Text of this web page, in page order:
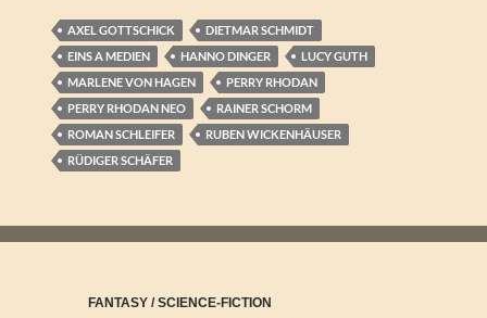
AXEL GOTTSCHICK
DIETMAR SCHMIDT
EINS A MEDIEN
HANNO DINGER
LUCY GUTH
MARLENE VON HAGEN
PERRY RHODAN
PERRY RHODAN NEO
RAINER SCHORM
ROMAN SCHLEIFER
RUBEN WICKENHÄUSER
RÜDIGER SCHÄFER
FANTASY / SCIENCE-FICTION